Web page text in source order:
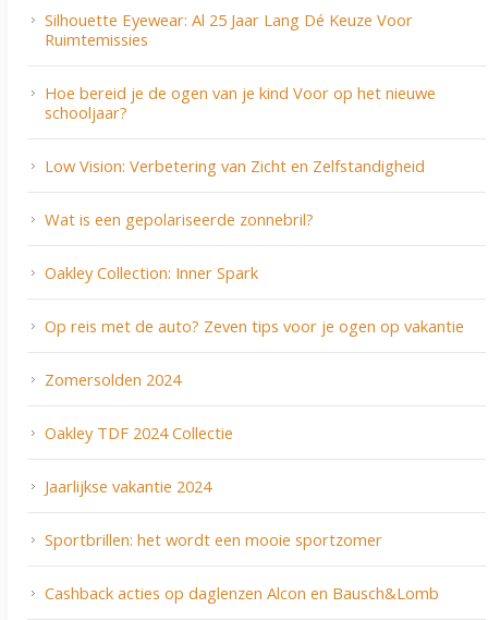
Silhouette Eyewear: Al 25 Jaar Lang Dé Keuze Voor
Ruimtemissies
Hoe bereid je de ogen van je kind Voor op het nieuwe
schooljaar?
Low Vision: Verbetering van Zicht en Zelfstandigheid
Wat is een gepolariseerde zonnebril?
Oakley Collection: Inner Spark
Op reis met de auto? Zeven tips voor je ogen op vakantie
Zomersolden 2024
Oakley TDF 2024 Collectie
Jaarlijkse vakantie 2024
Sportbrillen: het wordt een mooie sportzomer
Cashback acties op daglenzen Alcon en Bausch&Lomb